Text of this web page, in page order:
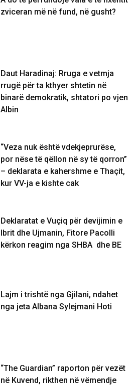
zviceran më në fund, në gusht?
Daut Haradinaj: Rruga e vetmja
rrugë për ta kthyer shtetin në
binarë demokratik, shtatori po vjen
Albin
“Veza nuk është vdekjeprurëse,
por nëse të qëllon në sy të qorron”
– deklarata e kahershme e Thaçit,
kur VV-ja e kishte cak
Deklaratat e Vuçiq për devijimin e
Ibrit dhe Ujmanin, Fitore Pacolli
kërkon reagim nga SHBA dhe BE
Lajm i trishtë nga Gjilani, ndahet
nga jeta Albana Sylejmani Hoti
“The Guardian” raporton për vezët
në Kuvend, rikthen në vëmendje